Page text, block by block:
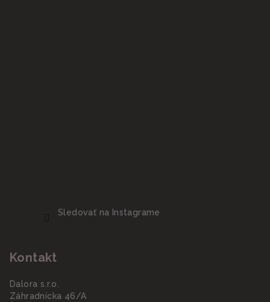
Sledovať na Instagrame
Kontakt
Dalora s.r.o.
Záhradnícka 46/A